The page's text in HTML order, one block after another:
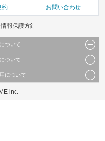
約 お問い合わせ
報保護方針
ついて
ラスト、画像データ等）及びこれらの配
などの二次利用を行うことは固く禁じて
ついて
利用者が提出された見解・感想です。
た上でご覧ください。
について
合わせたコンテンツや広告の表示、ソー
inc.